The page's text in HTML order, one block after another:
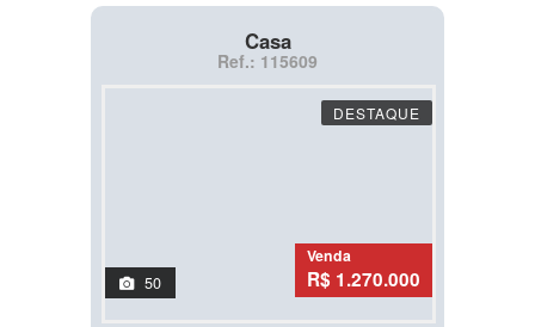
Casa
Ref.: 115609
DESTAQUE
50
Venda
R$ 1.270.000